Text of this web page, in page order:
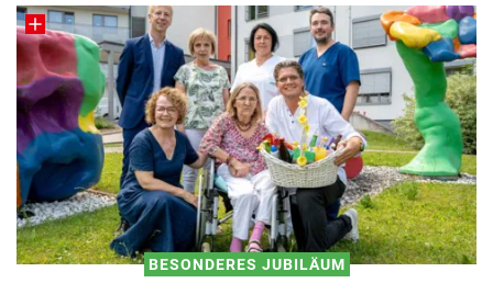
BESONDERES JUBILÄUM